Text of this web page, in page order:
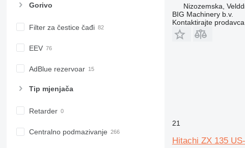
Gorivo
Filter za čestice čađi
EEV
AdBlue rezervoar
Tip mјenjača
Retarder
Centralno podmazivanje
Nizozemska,
BIG Machinery b.v.
Kontaktirajte prodavca
21
Hitachi ZX 135